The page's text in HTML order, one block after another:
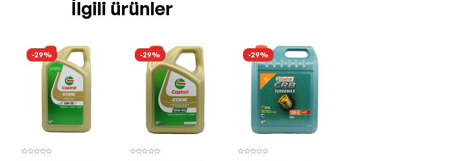
İlgili ürünler
-29% -29% -29%